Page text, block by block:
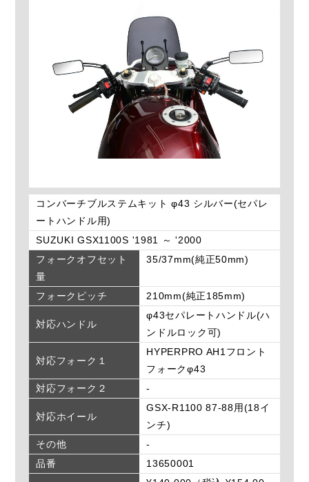
コンバーチブルステムキット φ43 シルバー(セパレ
ートハンドル用)
SUZUKI GSX1100S '1981 ～ '2000
フォークオフセット
量
35/37mm(純正50mm)
フォークピッチ 210mm(純正185mm)
対応ハンドル
φ43セパレートハンドル(ハ
ンドルロック可)
対応フォーク１
HYPERPRO AH1フロント
フォークφ43
対応フォーク２
-
対応ホイール
GSX-R1100 87-88用(18イ
ンチ)
その他
-
品番
13650001